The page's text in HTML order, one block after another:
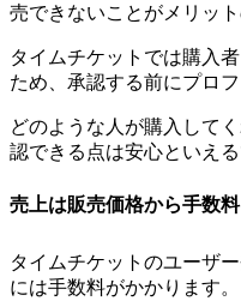
売できないことがメリット
タイムチケットでは購入
ため、承認する前にプロ
どのような人が購入して
認できる点は安心といえる
売上は販売価格から手数
タイムチケットのユーザ
には手数料がかかります。